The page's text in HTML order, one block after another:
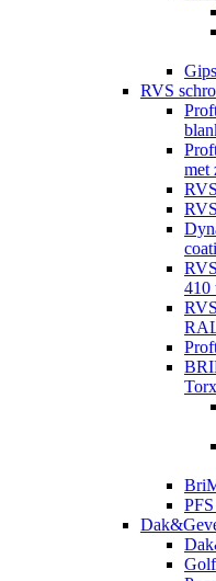
RVS
met
410